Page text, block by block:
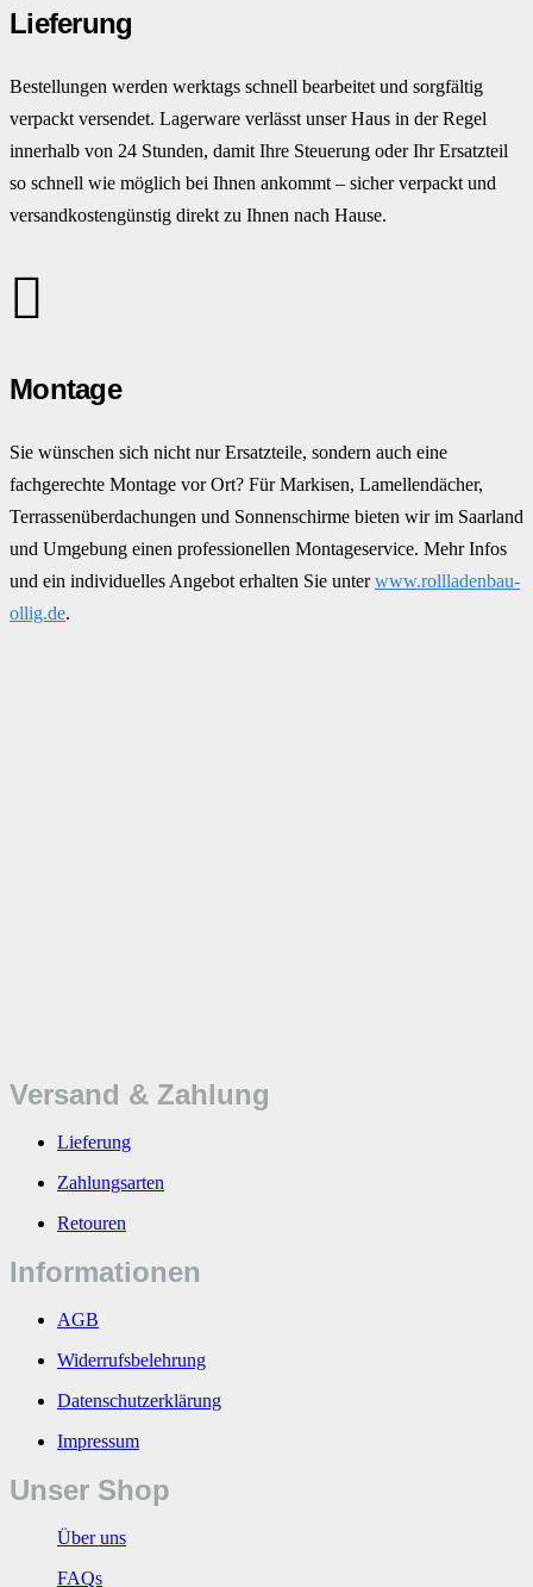
Lieferung
Bestellungen werden werktags schnell bearbeitet und sorgfältig
verpackt versendet. Lagerware verlässt unser Haus in der Regel
innerhalb von 24 Stunden, damit Ihre Steuerung oder Ihr Ersatzteil
so schnell wie möglich bei Ihnen ankommt – sicher verpackt und
versandkostengünstig direkt zu Ihnen nach Hause.
Montage
Sie wünschen sich nicht nur Ersatzteile, sondern auch eine
fachgerechte Montage vor Ort? Für Markisen, Lamellendächer,
Terrassenüberdachungen und Sonnenschirme bieten wir im Saarland
und Umgebung einen professionellen Montageservice. Mehr Infos
und ein individuelles Angebot erhalten Sie unterwww.rollladenbau-
ollig.de.
Versand & Zahlung
Lieferung
Zahlungsarten
Retouren
Informationen
AGB
Widerrufsbelehrung
Datenschutzerklärung
Impressum
Unser Shop
Über uns
FAQs